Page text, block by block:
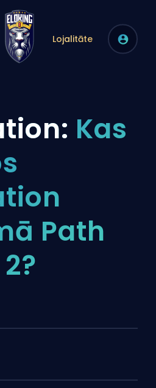
Lojalitāte
Kas
Path